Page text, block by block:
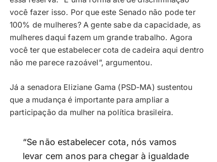
você fazer isso. Por que este Senado não pode ter
100% de mulheres? A gente sabe da capacidade, as
mulheres daqui fazem um grande trabalho. Agora
você ter que estabelecer cota de cadeira aqui dentro
não me parece razoável”, argumentou.
Já a senadora Eliziane Gama (PSD-MA) sustentou
que a mudança é importante para ampliar a
participação da mulher na política brasileira.
“Se não estabelecer cota, nós vamos
levar cem anos para chegar à igualdade